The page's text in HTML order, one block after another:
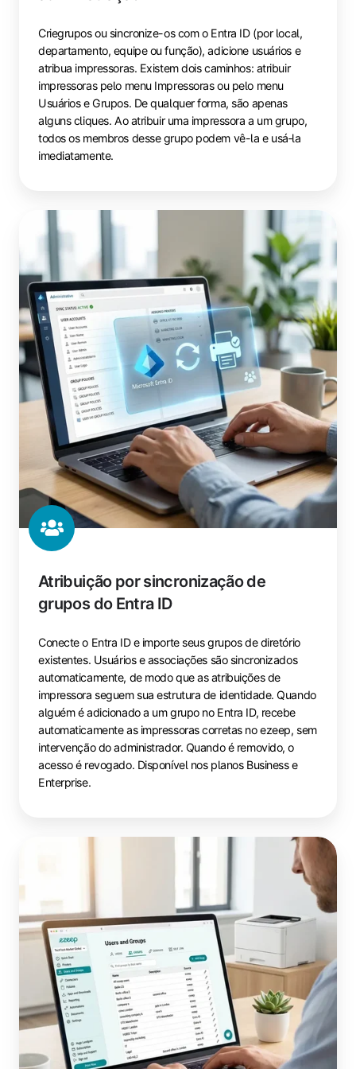
Criegrupos ou sincronize-os com o Entra ID (por local,
departamento, equipe ou função), adicione usuários e
atribua impressoras. Existem dois caminhos: atribuir
impressoras pelo menu Impressoras ou pelo menu
Usuários e Grupos. De qualquer forma, são apenas
alguns cliques. Ao atribuir uma impressora a um grupo,
todos os membros desse grupo podem vê-la e usá‑la
imediatamente.
Atribuição
sincronização
de
grupos
do
Entra
ID
Atribuição por sincronização de
grupos do Entra ID
Conecte o Entra ID e importe seus grupos de diretório
existentes. Usuários e associações são sincronizados
automaticamente, de modo que as atribuições de
impressora seguem sua estrutura de identidade. Quando
alguém é adicionado a um grupo no Entra ID, recebe
automaticamente as impressoras corretas no ezeep, sem
intervenção do administrador. Quando é removido, o
acesso é revogado. Disponível nos planos Business e
Enterprise.
em
domínio